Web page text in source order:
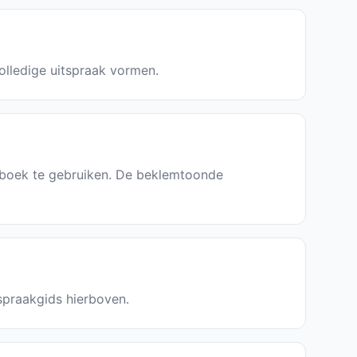
uitspraak vormen.
te gebruiken. De beklemtoonde
hierboven.